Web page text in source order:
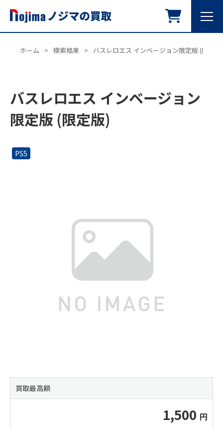
ホーム > 検索結果 > バスレロエス インベージョン限定版 (限定版)
バスレロエス インベージョン
限定版 (限定版)
PS5
買取最高額
1,500